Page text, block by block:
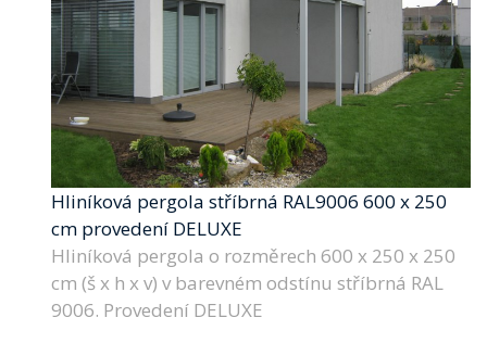
Hliníková pergola stříbrná RAL9006 600 x 250
cm provedení DELUXE
Hliníková pergola o rozměrech 600 x 250 x 250
cm (š x h x v) v barevném odstínu stříbrná RAL
9006. Provedení DELUXE